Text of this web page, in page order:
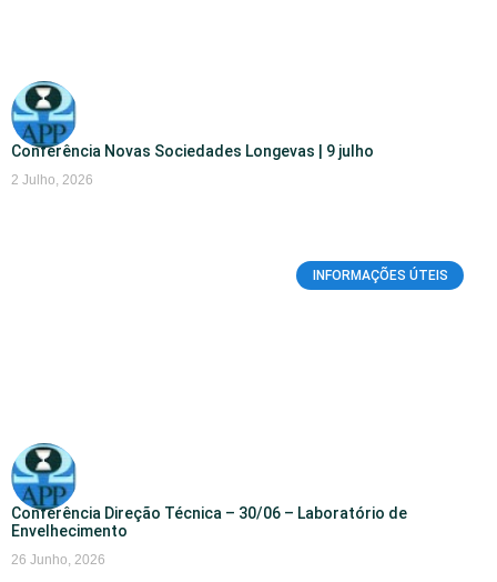
Conferência Novas Sociedades Longevas | 9 julho
2 Julho, 2026
INFORMAÇÕES ÚTEIS
Conferência Direção Técnica – 30/06 – Laboratório de
Envelhecimento
26 Junho, 2026